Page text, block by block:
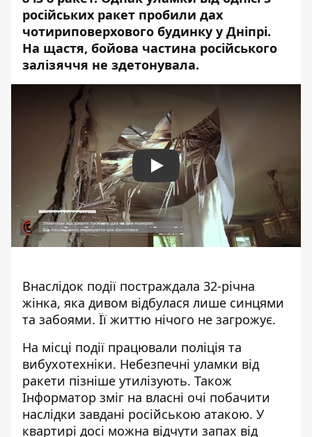
російських ракет пробили дах
чотириповерхового будинку у Дніпрі.
На щастя, бойова частина російського
залізяччя не здетонувала.
Play
Внаслідок події постраждала 32-річна
жінка, яка дивом відбулася лише синцями
та забоями. Її життю нічого не загрожує.
На місці події працювали поліція та
вибухотехніки. Небезпечні уламки від
ракети пізніше утилізують. Також
Інформатор зміг на власні очі побачити
наслідки завдані російською атакою. У
квартирі досі можна відчути запах від